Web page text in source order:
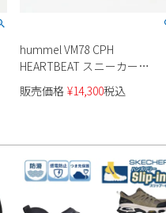
hummel VM78 CPH
HEARTBEAT スニーカー
HM232434 レディース メンズ
ユニセックス
販売価格 ¥14,300税込